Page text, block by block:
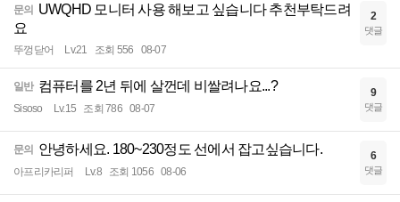
문의
UWQHD 모니터 사용 해보고 싶습니다 추천부탁드려
요
뚜껑닫어 Lv.21 조회 556 08-07
2
댓글
일반 컴퓨터를 2년 뒤에 살껀데 비쌀려나요...?
Sisoso Lv.15 조회 786 08-07
9
댓글
문의 안녕하세요. 180~230정도 선에서 잡고싶습니다.
아프리카리퍼 Lv.8 조회 1056 08-06
6
댓글